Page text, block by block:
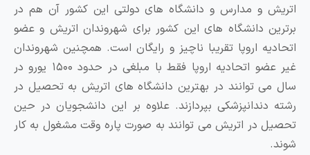
و مدارس و دانشگاه های دولتی این کشور آن هم در
دانشگاه های این کشور برای شهروندان اتریش و عضو
اروپا تقریبا ناچیز و رایگان است. همچنین شهروندان
غیر عضو اتحادیه اروپا فقط با مبلغی در حدود ۱۵۰۰ یورو در
می توانند در بهترین دانشگاه های اتریش به تحصیل در
دندانپزشکی بپردازند. علاوه بر این دانشجویان در حین
در اتریش می توانند به صورت پاره وقت مشغول به کار